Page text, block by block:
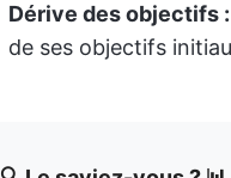
Dérive des objectifs :
de ses objectifs